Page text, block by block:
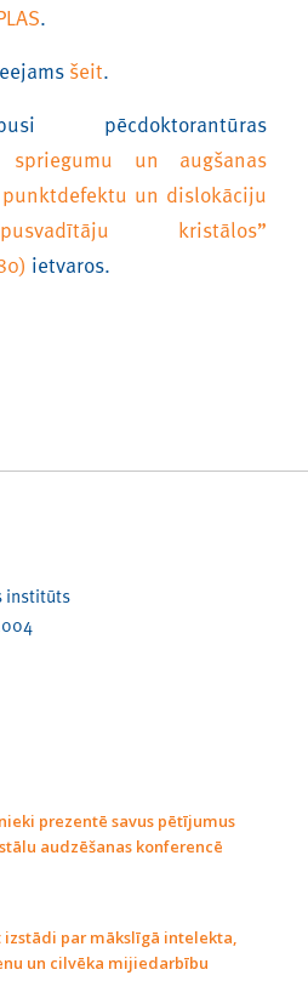
.
šeit.
pēcdoktorantūras
spriegumu un augšanas
un dislokāciju
kristālos”
ietvaros.
institūts
prezentē savus pētījumus
audzēšanas konferencē
par mākslīgā intelekta,
un cilvēka mijiedarbību